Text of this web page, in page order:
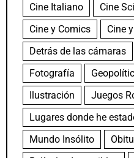
Cine Italiano
Cine
Cine y Comics
Cine
Detrás de las cámaras
Fotografía
Ilustración
Juegos
Lugares donde he
Mundo Insólito